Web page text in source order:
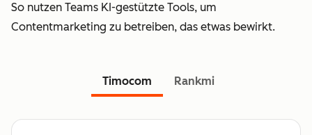
So nutzen Teams KI-gestützte Tools, um
Contentmarketing zu betreiben, das etwas bewirkt.
Timocom Rankmi